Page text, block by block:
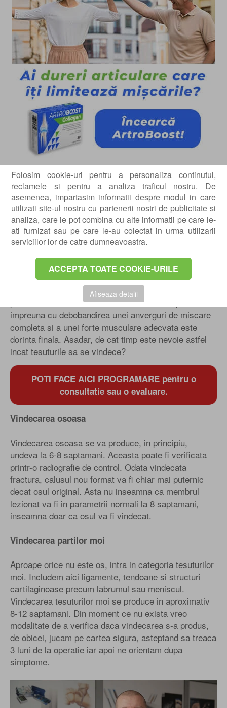
Folosim cookie-uri pentru a personaliza continutul,
reclamele si pentru a analiza traficul nostru. De
asemenea, impartasim informatii despre modul in care
utilizati site-ul nostru cu partenerii nostri de publicitate si
analiza, care le pot combina cu alte informatii pe care le-
ati furnizat sau pe care le-au colectat in urma utilizarii
serviciilor lor de catre dumneavoastra.
ACCEPTA TOATE COOKIE-URILE
Afiseaza detalii
Scopul recuperarii dupa orice interventie chirurgicala
ortopedica este ca structurile reparate sau
reconstruite sa se vindece impreuna. Acest lucru se
obtine prin mentinerea structurilor impreuna pentru
suficient timp astfel incat acestea sa fuzioneze. In
determina sangerarea si apoi sunt unite cu ajutorul
unor pini, ancore sau prin sutura. Atata vreme cat
tesuturile nu se deplaseaza, vindecarea se va
produce. Obtinerea unui asemenea rezultat pozitie
impreuna cu debobandirea unei anverguri de miscare
completa si a unei forte musculare adecvata este
dorinta finala. Asadar, de cat timp este nevoie astfel
incat tesuturile sa se vindece?
POTI FACE AICI PROGRAMARE pentru o
consultatie sau o evaluare.
Vindecarea osoasa
Vindecarea osoasa se va produce, in principiu,
undeva la 6-8 saptamani. Aceasta poate fi verificata
printr-o radiografie de control. Odata vindecata
fractura, calusul nou format va fi chiar mai puternic
decat osul original. Asta nu inseamna ca membrul
lezionat va fi in parametrii normali la 8 saptamani,
inseamna doar ca osul va fi vindecat.
Vindecarea partilor moi
Aproape orice nu este os, intra in categoria tesuturilor
moi. Includem aici ligamente, tendoane si structuri
cartilaginoase precum labrumul sau meniscul.
Vindecarea tesuturilor moi se produce in aproximativ
8-12 saptamani. Din moment ce nu exista vreo
modalitate de a verifica daca vindecarea s-a produs,
de obicei, jucam pe cartea sigura, asteptand sa treaca
3 luni de la operatie iar apoi ne orientam dupa
simptome.